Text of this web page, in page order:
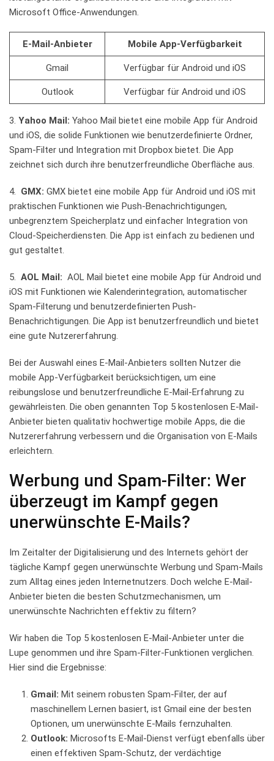
Microsoft Office-Anwendungen.
E-Mail-Anbieter Mobile App-Verfügbarkeit
Gmail Verfügbar für Android und iOS
Outlook Verfügbar⁣ für Android ‌und iOS
3. Yahoo Mail: ​Yahoo Mail⁣ bietet eine‍ mobile App​ für Android
und ‍iOS, die solide Funktionen wie benutzerdefinierte ⁢Ordner,
Spam-Filter und Integration mit Dropbox bietet.⁣ Die ‍App
⁤zeichnet⁢ sich durch ihre⁣ benutzerfreundliche Oberfläche aus.
4. ⁣ GMX: GMX bietet eine mobile App für Android ‌und‍ iOS ⁣mit
⁢praktischen Funktionen wie ​Push-Benachrichtigungen,
unbegrenztem ⁢Speicherplatz und‍ einfacher ⁤Integration von
Cloud-Speicherdiensten. Die⁤ App ist einfach ‍zu ‍bedienen und
gut gestaltet.
5. ⁢ AOL ⁤Mail: ⁣ AOL Mail​ bietet eine mobile App‍ für Android und
iOS ‌mit‍ Funktionen ⁢wie⁤ Kalenderintegration, ⁣automatischer
Spam-Filterung und benutzerdefinierten Push-
Benachrichtigungen. Die ⁤App ist benutzerfreundlich ⁣und bietet
eine gute⁢ Nutzererfahrung.
Bei ‍der Auswahl eines E-Mail-Anbieters​ sollten Nutzer die
mobile⁤ App-Verfügbarkeit berücksichtigen, um eine
reibungslose und benutzerfreundliche E-Mail-Erfahrung zu
gewährleisten. Die oben genannten ⁢Top 5 kostenlosen E-Mail-
Anbieter bieten qualitativ​ hochwertige mobile Apps, die⁤ die‌
Nutzererfahrung ​verbessern und die‍ Organisation von ⁣E-Mails
erleichtern.
Werbung und Spam-Filter: Wer
überzeugt im​ Kampf gegen
unerwünschte E-Mails?
Im​ Zeitalter ‌der⁣ Digitalisierung und des Internets gehört der
tägliche⁣ Kampf gegen ⁣unerwünschte Werbung und⁢ Spam-Mails
zum Alltag eines jeden Internetnutzers. Doch welche E-Mail-
Anbieter bieten die besten Schutzmechanismen, um
unerwünschte Nachrichten effektiv⁣ zu filtern?
Wir‌ haben⁤ die Top‌ 5 kostenlosen E-Mail-Anbieter unter die
Lupe‍ genommen und ihre Spam-Filter-Funktionen verglichen.​
Hier sind die Ergebnisse:
Gmail: Mit⁢ seinem ​robusten Spam-Filter, der ⁤auf
maschinellem ⁢Lernen basiert,⁤ ist Gmail eine der besten⁢
Optionen, um unerwünschte E-Mails fernzuhalten.
Outlook: Microsofts E-Mail-Dienst verfügt ebenfalls ⁣über‍
einen ‌effektiven Spam-Schutz,⁣ der ⁣verdächtige